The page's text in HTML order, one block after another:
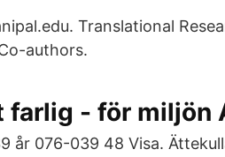
Translational
authors.
farlig - för miljön
år 076-039 48 Visa.